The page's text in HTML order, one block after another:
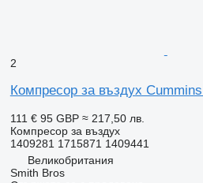
2
Компресор за въздух
111 € 95 GBP ≈ 217,50 лв.
Компресор за въздух
1409281 1715871 1409441
Великобритания
Smith Bros